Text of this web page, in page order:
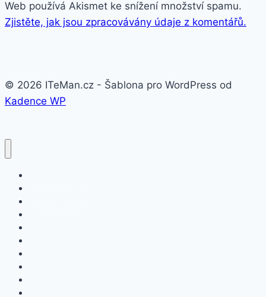
Web používá Akismet ke snížení množství spamu.
Zjistěte, jak jsou zpracovávány údaje z komentářů.
© 2026 ITeMan.cz - Šablona pro WordPress od
Kadence WP